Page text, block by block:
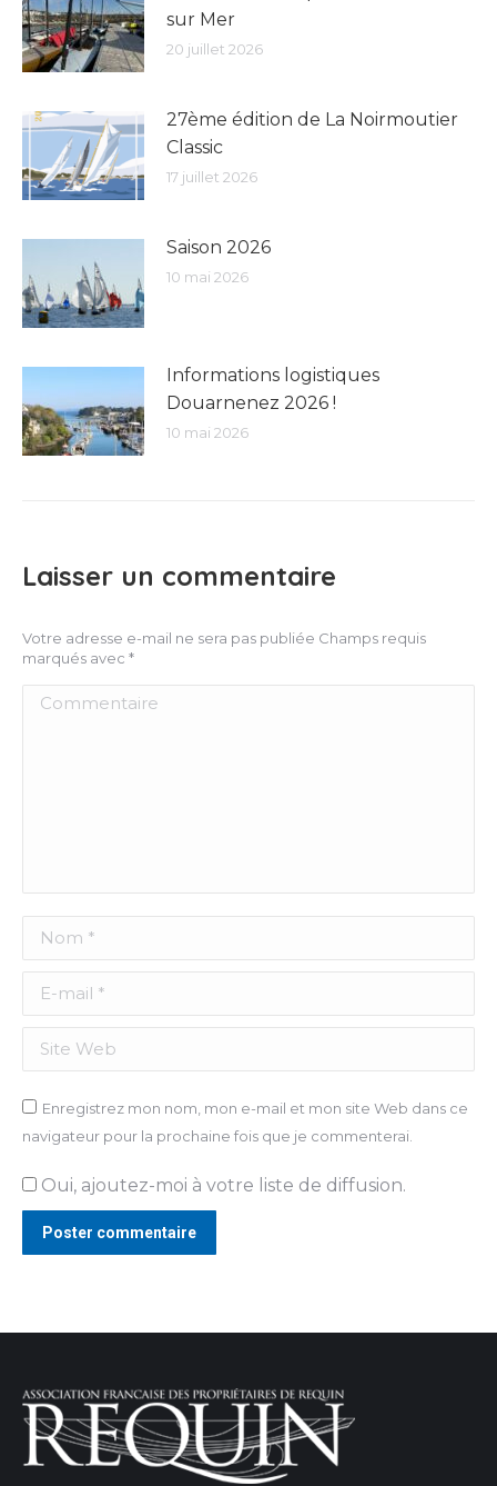
sur Mer
20 juillet 2026
27ème édition de La Noirmoutier
Classic
17 juillet 2026
Saison 2026
10 mai 2026
Informations logistiques
Douarnenez 2026 !
10 mai 2026
Laisser un commentaire
Votre adresse e-mail ne sera pas publiée Champs requis
marqués avec *
Commentaire
Nom *
E-mail *
Site Web
Enregistrez mon nom, mon e-mail et mon site Web dans ce
navigateur pour la prochaine fois que je commenterai.
Oui, ajoutez-moi à votre liste de diffusion.
Poster commentaire